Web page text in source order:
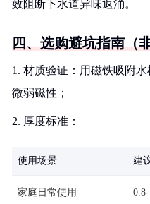
效阻断下水道异味返涌。
四、选购避坑指南（
1. 材质验证：用磁铁吸附
微弱磁性；
2. 厚度标准：
使用场景 建
家庭日常使用